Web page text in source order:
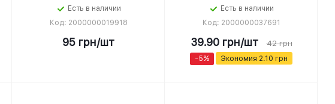
Есть в наличии
Код: 2000000019918
95 грн/шт
Есть в наличии
Код: 2000000037691
39.90грн/шт 42грн
-5% Экономия 2.10 грн